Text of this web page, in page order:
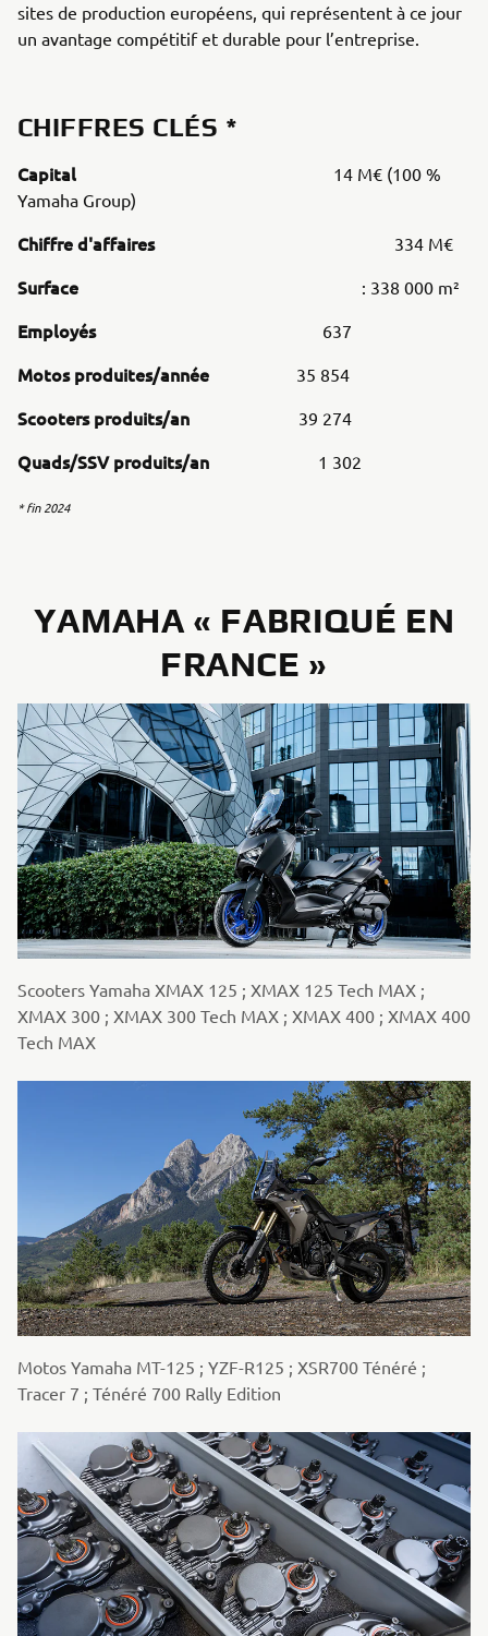
sites de production européens, qui représentent à ce jour
un avantage compétitif et durable pour l’entreprise.
CHIFFRES CLÉS *
Capital 14 M€ (100 %
Yamaha Group)
Chiffre d'affaires 334 M€
Surface : 338 000 m²
Employés 637
Motos produites/année 35 854
Scooters produits/an 39 274
Quads/SSV produits/an 1 302
* fin 2024
YAMAHA « FABRIQUÉ EN
FRANCE »
Scooters Yamaha XMAX 125 ; XMAX 125 Tech MAX ;
XMAX 300 ; XMAX 300 Tech MAX ; XMAX 400 ; XMAX 400
Tech MAX
Motos Yamaha MT-125 ; YZF-R125 ; XSR700 Ténéré ;
Tracer 7 ; Ténéré 700 Rally Edition